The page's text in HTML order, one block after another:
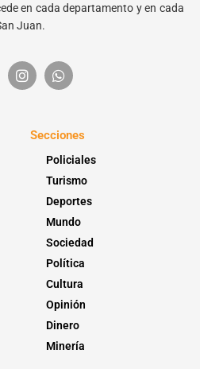
en cada departamento y en cada
Juan.
Secciones
Policiales
Turismo
Deportes
Mundo
Sociedad
Política
Cultura
Opinión
Dinero
Minería